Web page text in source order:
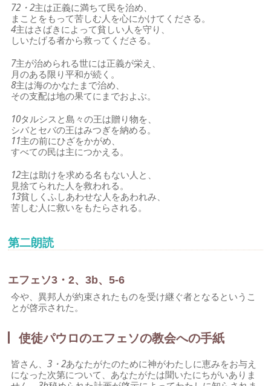
72・2主は正義に満ちて民を治め、
まことをもって苦しむ人を心にかけてくださる。
4主はさばきによって貧しい人を守り、
しいたげる者から救ってくださる。
7主が治められる世には正義が栄え、
月のある限り平和が続く。
8主は海のかなたまで治め、
その支配は地の果てにまでおよぶ。
10タルシスと島々の王は贈り物を、
シバとセバの王はみつぎを納める。
11主の前にひざをかがめ、
すべての民は主につかえる。
12主は助けを求める名もない人と、
見捨てられた人を救われる。
13貧しくふしあわせな人をあわれみ、
苦しむ人に救いをもたらされる。
第二朗読
エフェソ3・2、3b、5-6
今や、異邦人が約束されたものを受け継ぐ者となるというこ
とが啓示された。
使徒パウロのエフェソの教会への手紙
皆さん、3・2あなたがたのために神がわたしに恵みをお与え
になった次第について、あなたがたは聞いたにちがいありま